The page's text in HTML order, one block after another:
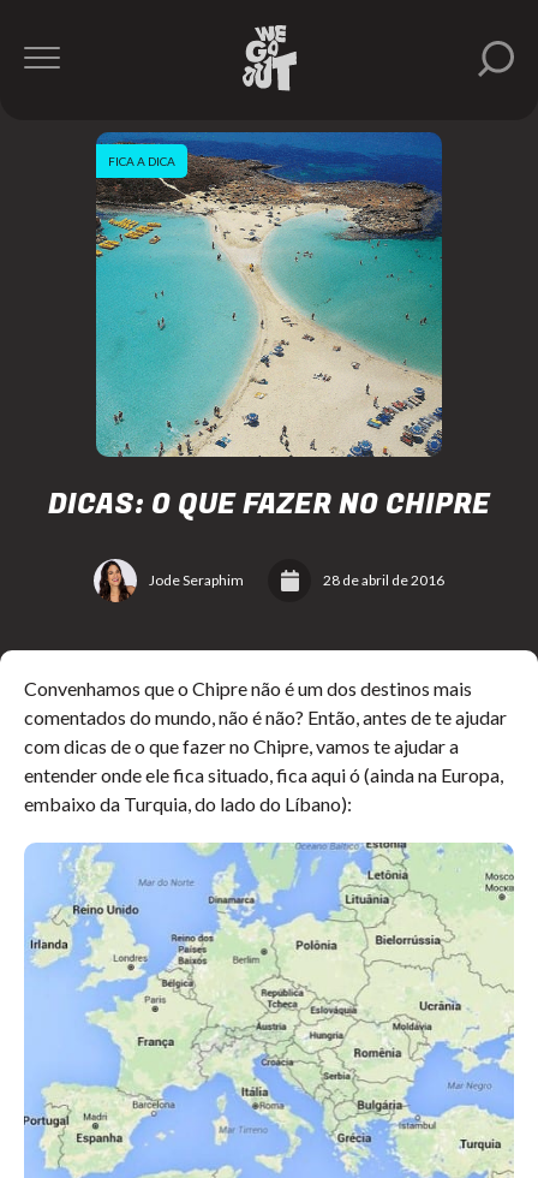
DICAS: O QUE FAZER NO CHIPRE
Jode Seraphim 28 de abril de 2016
FICA A DICA
Convenhamos que o Chipre não é um dos destinos mais
comentados do mundo, não é não? Então, antes de te ajudar
com dicas de o que fazer no Chipre, vamos te ajudar a
entender onde ele fica situado, fica aqui ó (ainda na Europa,
embaixo da Turquia, do lado do Líbano):